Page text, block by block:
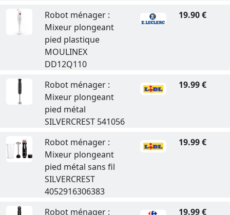
Robot ménager :
Mixeur plongeant
pied plastique
MOULINEX
DD12Q110
19.90 €
Robot ménager :
Mixeur plongeant
pied métal
SILVERCREST 541056
19.99 €
Robot ménager :
Mixeur plongeant
pied métal sans fil
SILVERCREST
4052916306383
19.99 €
Robot ménager :
19.99 €